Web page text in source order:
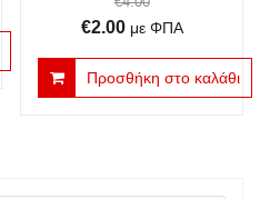
Original
price
was:
€2.00Η
τρέχουσα
τιμή
με ΦΠΑ
Προσθήκη στο καλάθι